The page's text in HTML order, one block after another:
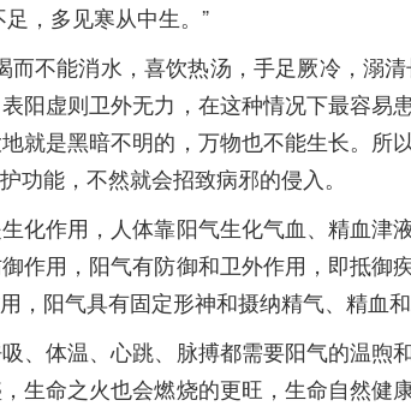
，多见寒从中生。”
不能消水，喜饮热汤，手足厥冷，溺清
阳虚则卫外无力，在这种情况下最容易
就是黑暗不明的，万物也不能生长。所
能，不然就会招致病邪的侵入。
作用，人体靠阳气生化气血、精血津
作用，阳气有防御和卫外作用，即抵御
阳气具有固定形神和摄纳精气、精血和
体温、心跳、脉搏都需要阳气的温煦
生命之火也会燃烧的更旺，生命自然健